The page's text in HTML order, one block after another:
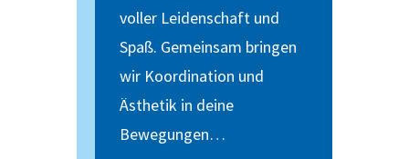
voller Leidenschaft und
Spaß. Gemeinsam bringen
wir Koordination und
Ästhetik in deine
Bewegungen…